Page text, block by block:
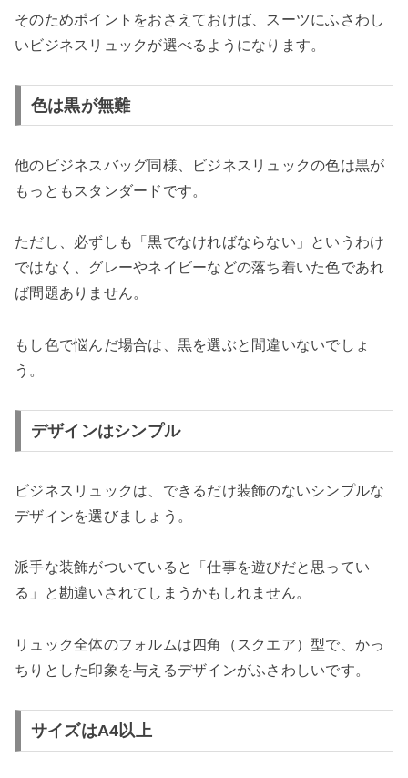
そのためポイントをおさえておけば、スーツにふさわし
いビジネスリュックが選べるようになります。
色は黒が無難
他のビジネスバッグ同様、ビジネスリュックの色は黒が
もっともスタンダードです。
ただし、必ずしも「黒でなければならない」というわけ
ではなく、グレーやネイビーなどの落ち着いた色であれ
ば問題ありません。
もし色で悩んだ場合は、黒を選ぶと間違いないでしょ
う。
デザインはシンプル
ビジネスリュックは、できるだけ装飾のないシンプルな
デザインを選びましょう。
派手な装飾がついていると「仕事を遊びだと思ってい
る」と勘違いされてしまうかもしれません。
リュック全体のフォルムは四角（スクエア）型で、かっ
ちりとした印象を与えるデザインがふさわしいです。
サイズはA4以上